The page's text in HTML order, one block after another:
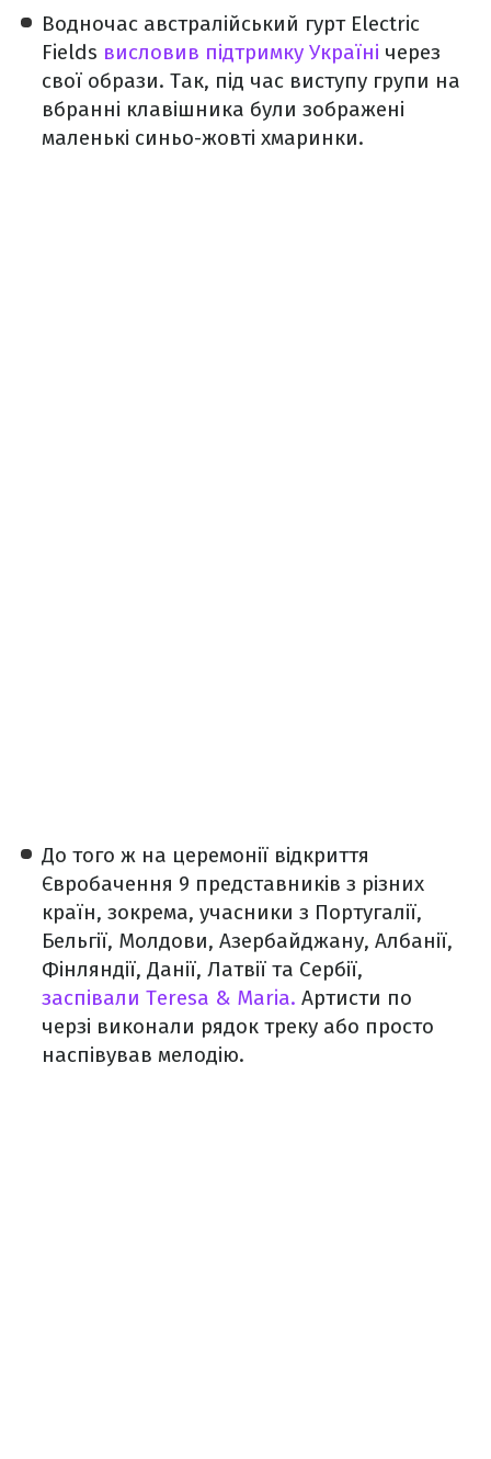
Водночас австралійський гурт Electric
Fields висловив підтримку Україні через
свої образи. Так, під час виступу групи на
вбранні клавішника були зображені
маленькі синьо-жовті хмаринки.
До того ж на церемонії відкриття
Євробачення 9 представників з різних
країн, зокрема, учасники з Португалії,
Бельгії, Молдови, Азербайджану, Албанії,
Фінляндії, Данії, Латвії та Сербії,
заспівали Teresa & Maria. Артисти по
черзі виконали рядок треку або просто
наспівував мелодію.